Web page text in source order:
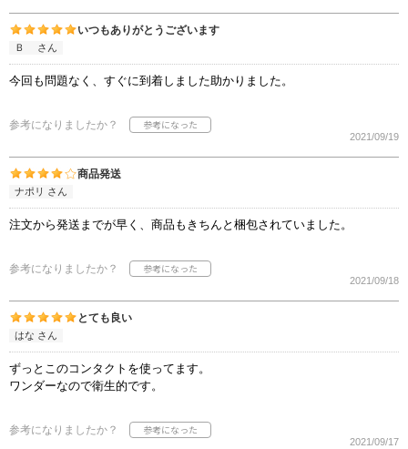
いつもありがとうございます
Ｂ さん
今回も問題なく、すぐに到着しました助かりました。
参考になりましたか？
2021/09/19
商品発送
ナポリ さん
注文から発送までが早く、商品もきちんと梱包されていました。
参考になりましたか？
2021/09/18
とても良い
はな さん
ずっとこのコンタクトを使ってます。
ワンダーなので衛生的です。
参考になりましたか？
2021/09/17